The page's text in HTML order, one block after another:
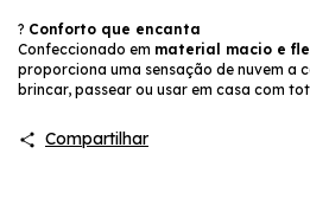
? Conforto que encanta
Confeccionado em material macio e
proporciona uma sensação de nuvem a
brincar, passear ou usar em casa com
Compartilhar